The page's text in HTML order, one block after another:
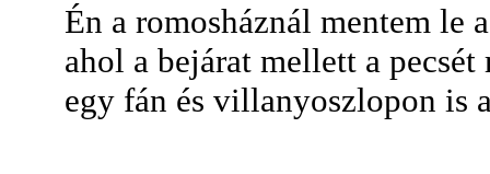
Én a romosháznál mentem le
ahol a bejárat mellett a
egy fán és villanyoszlopon is